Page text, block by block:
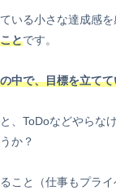
いる小さな達成感
とです。
中で、目標を立て
、ToDoなどやらな
か？
こと（仕事もプラ